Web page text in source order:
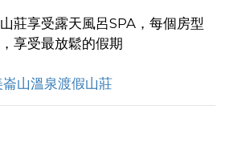
莊享受露天風呂SPA，每個房型
享受最放鬆的假期
崙山溫泉渡假山莊